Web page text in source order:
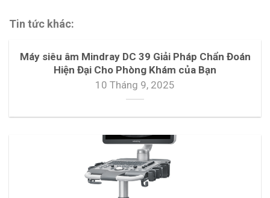
Tin tức khác:
Máy siêu âm Mindray DC 39 Giải Pháp Chẩn Đoán
Hiện Đại Cho Phòng Khám của Bạn
10 Tháng 9, 2025